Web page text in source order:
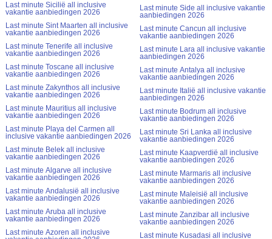
Last minute Sicilië all inclusive
vakantie aanbiedingen 2026
Last minute Sint Maarten all inclusive
vakantie aanbiedingen 2026
Last minute Tenerife all inclusive
vakantie aanbiedingen 2026
Last minute Toscane all inclusive
vakantie aanbiedingen 2026
Last minute Zakynthos all inclusive
vakantie aanbiedingen 2026
Last minute Mauritius all inclusive
vakantie aanbiedingen 2026
Last minute Playa del Carmen all
inclusive vakantie aanbiedingen 2026
Last minute Belek all inclusive
vakantie aanbiedingen 2026
Last minute Algarve all inclusive
vakantie aanbiedingen 2026
Last minute Andalusië all inclusive
vakantie aanbiedingen 2026
Last minute Aruba all inclusive
vakantie aanbiedingen 2026
Last minute Azoren all inclusive
Last minute Side all inclusive vakantie
aanbiedingen 2026
Last minute Cancun all inclusive
vakantie aanbiedingen 2026
Last minute Lara all inclusive vakantie
aanbiedingen 2026
Last minute Antalya all inclusive
vakantie aanbiedingen 2026
Last minute Italië all inclusive vakantie
aanbiedingen 2026
Last minute Bodrum all inclusive
vakantie aanbiedingen 2026
Last minute Sri Lanka all inclusive
vakantie aanbiedingen 2026
Last minute Kaapverdië all inclusive
vakantie aanbiedingen 2026
Last minute Marmaris all inclusive
vakantie aanbiedingen 2026
Last minute Maleisië all inclusive
vakantie aanbiedingen 2026
Last minute Zanzibar all inclusive
vakantie aanbiedingen 2026
Last minute Kusadasi all inclusive